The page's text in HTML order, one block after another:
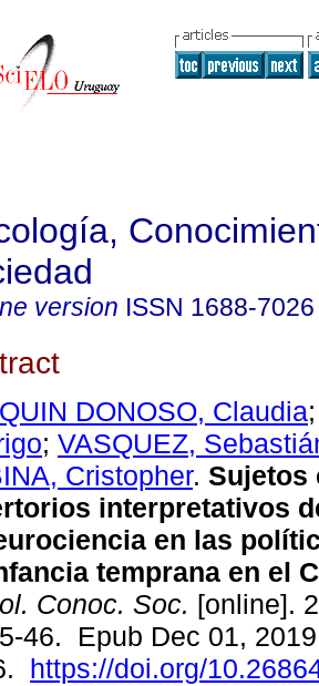
version ISSN 1688-7026
DONOSO, Claudia
; VASQUEZ,
Cristopher. Sujetos
interpretativos
en las
temprana en el
Conoc. Soc. [online].
46. Epub Dec 01,
https://doi.org/